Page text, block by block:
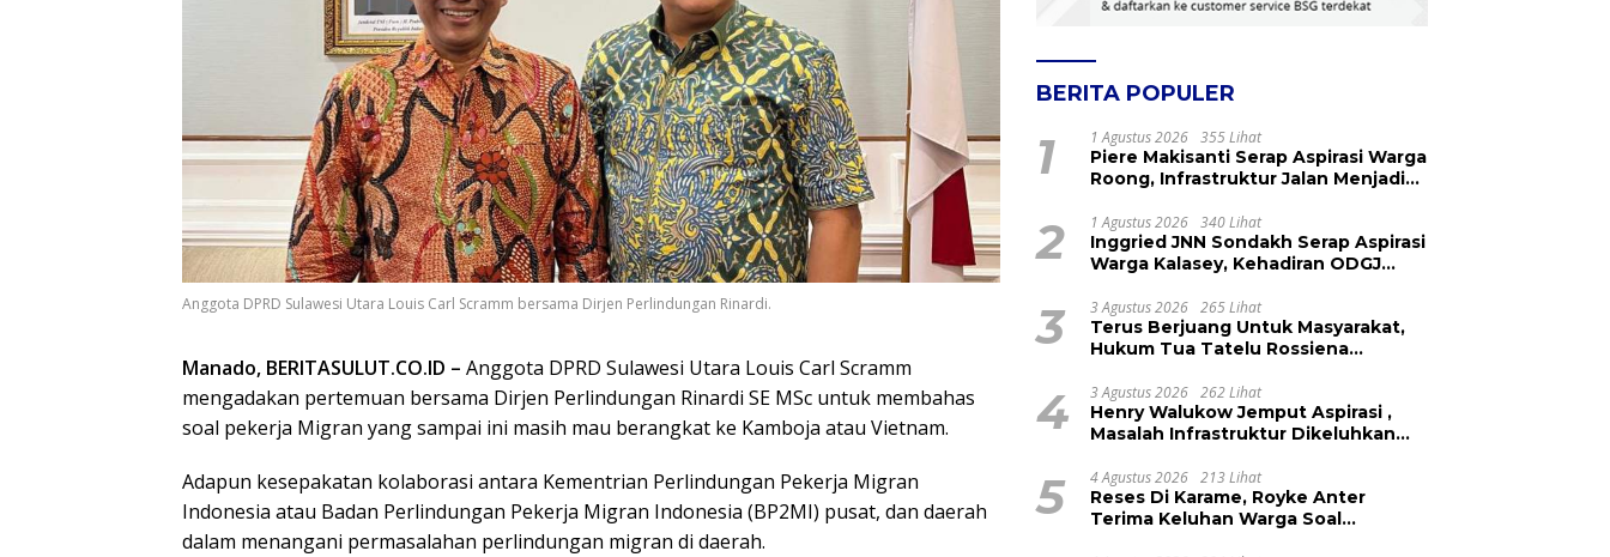
Anggota DPRD Sulawesi Utara Louis Carl Scramm bersama Dirjen Perlindungan Rinardi.
Manado, BERITASULUT.CO.ID – Anggota DPRD Sulawesi Utara Louis Carl Scramm
mengadakan pertemuan bersama Dirjen Perlindungan Rinardi SE MSc untuk membahas
soal pekerja Migran yang sampai ini masih mau berangkat ke Kamboja atau Vietnam.
Adapun kesepakatan kolaborasi antara Kementrian Perlindungan Pekerja Migran
Indonesia atau Badan Perlindungan Pekerja Migran Indonesia (BP2MI) pusat, dan daerah
dalam menangani permasalahan perlindungan migran di daerah.
BERITA POPULER
1 1 Agustus 2026 355 Lihat
Piere Makisanti Serap Aspirasi Warga
Roong, Infrastruktur Jalan Menjadi
2 1 Agustus 2026 340 Lihat
Inggried JNN Sondakh Serap Aspirasi
Warga Kalasey, Kehadiran ODGJ
3 3 Agustus 2026 265 Lihat
Terus Berjuang Untuk Masyarakat,
Hukum Tua Tatelu Rossiena
Kinerja Anggota DPRD Henry
Walukow
4 3 Agustus 2026 262 Lihat
Henry Walukow Jemput Aspirasi ,
Masalah Infrastruktur Dikeluhkan
5 4 Agustus 2026 213 Lihat
Reses Di Karame, Royke Anter
Terima Keluhan Warga Soal